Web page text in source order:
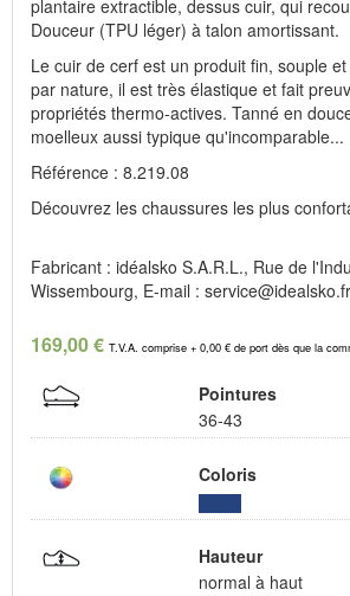
plantaire extractible, dessus cuir, qui
Douceur (TPU léger) à talon amortissant.
Le cuir de cerf est un produit fin, souple
par nature, il est très élastique et fait
propriétés thermo-actives. Tanné en
moelleux aussi typique qu'incomparable...
Référence : 8.219.08
Découvrez les chaussures les plus
Fabricant : idéalsko S.A.R.L., Rue de
Wissembourg, E-mail : service@idealsko.fr
169,00 € T.V.A. comprise + 0,00 € de port dès que la
Pointures
36-43
Coloris
Hauteur
normal à haut